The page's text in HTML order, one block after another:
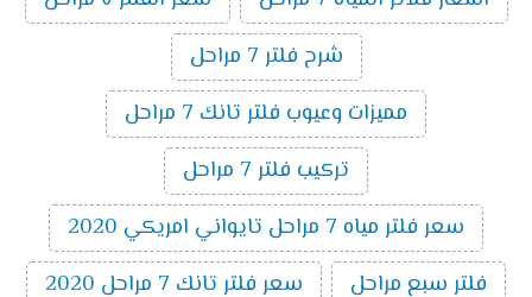
شرح فلتر 7 مراحل
مميزات وعيوب فلتر تانك 7 مراحل
تركيب فلتر 7 مراحل
سعر فلتر مياه 7 مراحل تايواني امريكي 2020
فلتر سبع مراحل
سعر فلتر تانك 7 مراحل 2020